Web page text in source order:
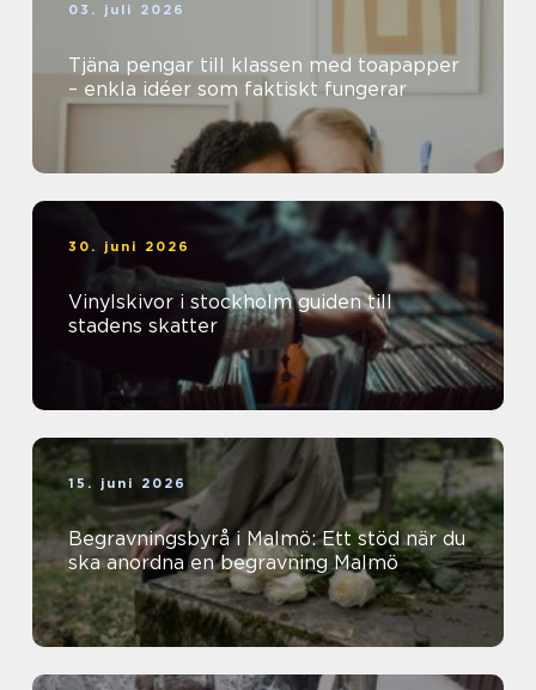
03. juli 2026
Tjäna pengar till klassen med toapapper
– enkla idéer som faktiskt fungerar
30. juni 2026
Vinylskivor i stockholm guiden till
stadens skatter
15. juni 2026
Begravningsbyrå i Malmö: Ett stöd när du
ska anordna en begravning Malmö